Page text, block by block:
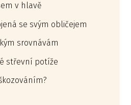
v hlavě
se svým obličejem
srovnávám
střevní potíže